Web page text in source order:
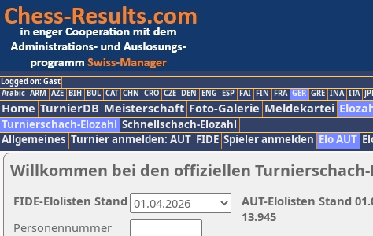
Logged on: Gast
Arabic ARM AZE BIH BUL CAT CHN CRO CZE DEN ENG ESP FAI FIN FRA GER GRE INA ITA
Home TurnierDB Meisterschaft Foto-Galerie Meldekartei
Turnierschach-Elozahl Schnellschach-Elozahl
Allgemeines Turnier anmelden: AUT FIDE Spieler anmelden Elo AUT
Willkommen bei den offiziellen Turnierschach-
Personennummer
AUT-Elolisten Stand
13.945
FIDE-Elolisten Stand